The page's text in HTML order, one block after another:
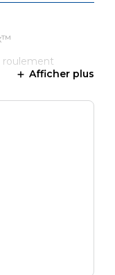
roulement
Afficher plus